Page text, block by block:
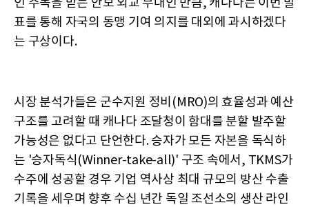
인 주목을 받는 안보 외교 무대인 만큼, 캐나다는 이번 발
표를 통해 자국의 동맹 기여 의지를 대외에 과시하겠다
는 구상이다.
시장 분석가들은 군수지원 정비(MRO)의 효율성과 예산
구조를 고려할 때 캐나다 조달청이 함대를 분할 발주할
가능성은 없다고 단언한다. 승자가 모든 자본을 독식하
는 '승자독식(Winner-take-all)' 구조 속에서, TKMS가
수주에 성공할 경우 기업 역사상 최대 규모의 방산 수출
기록을 세우며 향후 수십 년간 독일 조선소의 생산 라인